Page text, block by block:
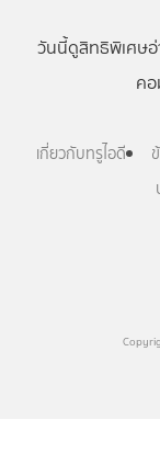
วันนี้ดูสิทธิพิเศษ
ค
เกี่ยวกับทรูไอดี